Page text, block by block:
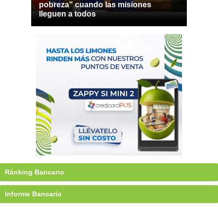
pobreza" cuando las misiones
lleguen a todos
Ránking Bancario
Informe Bancario